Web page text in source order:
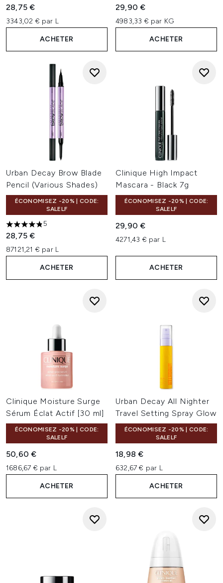
28,75 €
3343,02 € par L
ACHETER
29,90 €
4983,33 € par KG
ACHETER
Urban Decay Brow Blade
Pencil (Various Shades)
ÉCONOMISEZ -20% | CODE:
SALELF
4.8 étoiles sur un maximum de 5
5
28,75 €
87121,21 € par L
ACHETER
Clinique High Impact
Mascara - Black 7g
ÉCONOMISEZ -20% | CODE:
SALELF
29,90 €
4271,43 € par L
ACHETER
Clinique Moisture Surge
Sérum Éclat Actif [30 ml]
ÉCONOMISEZ -20% | CODE:
SALELF
50,60 €
1686,67 € par L
ACHETER
Urban Decay All Nighter
Travel Setting Spray Glow
ÉCONOMISEZ -20% | CODE:
SALELF
18,98 €
632,67 € par L
ACHETER